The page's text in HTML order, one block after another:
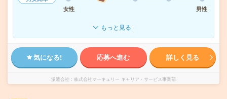
女性
男性
もっと見る
気になる! 応募へ進む 詳しく見る
派遣会社 株式会社マーキュリー キャリア・サービス事業部